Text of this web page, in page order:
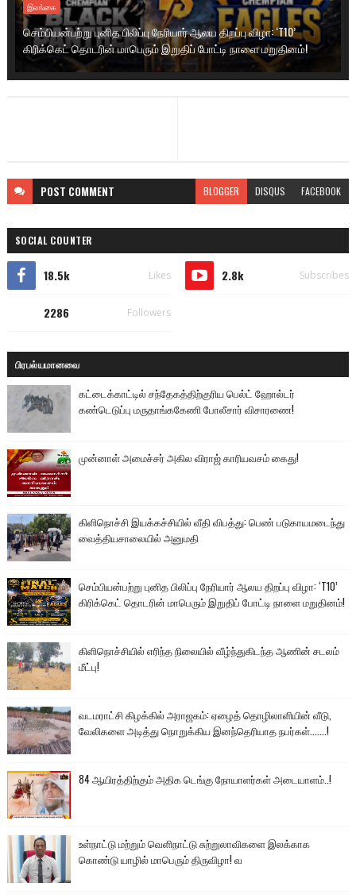
இலங்கை
செம்பியன்பற்று புனித பிலிப்பு நேரியார் ஆலய திறப்பு விழா: ‘T10’
கிரிக்கெட் தொடரின் மாபெரும் இறுதிப் போட்டி நாளை மறுதினம்!
POST COMMENT BLOGGER DISQUS FACEBOOK
SOCIAL COUNTER
18.5k Likes 2.8k Subscribes
2286 Followers
பிரபல்யமானவை
கட்டைக்காட்டில் சந்தேகத்திற்குரிய பெல்ட் ஹோல்டர்
கண்டெடுப்பு மருதாங்ககேணி போலீசார் விசாரணை!
முன்னாள் அமைச்சர் அகில விராஜ் காரியவசம் கைது!
கிளிநொச்சி இயக்கச்சியில் வீதி விபத்து: பெண் படுகாயமடைந்து
வைத்தியசாலையில் அனுமதி
செம்பியன்பற்று புனித பிலிப்பு நேரியார் ஆலய திறப்பு விழா: ‘T10’
கிரிக்கெட் தொடரின் மாபெரும் இறுதிப் போட்டி நாளை மறுதினம்!
கிளிநொச்சியில் எரிந்த நிலையில் வீழ்ந்துகிடந்த ஆணின் சடலம்
மீட்பு!
வடமராட்சி கிழக்கில் அராஜகம்: ஏழைத் தொழிலாளியின் வீடு,
வேலிகளை அடித்து நொறுக்கிய இனந்தெரியாத நபர்கள்.......!
84 ஆயிரத்திற்கும் அதிக டெங்கு நோயாளர்கள் அடையாளம்..!
உள்நாட்டு மற்றும் வெளிநாட்டு சுற்றுலாவிகளை இலக்காக
கொண்டு யாழில் மாபெரும் திருவிழா! வ